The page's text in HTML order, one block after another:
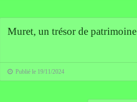
Muret, un trésor de patrimoine
Publié le 19/11/2024